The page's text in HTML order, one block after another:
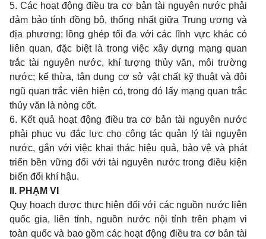
5. Các hoạt động điều tra cơ bản tài nguyên nước phải
đảm bảo tính đồng bộ, thống nhất giữa Trung ương và
địa phương; lồng ghép tối đa với các lĩnh vực khác có
liên quan, đặc biệt là trong việc xây dựng mạng quan
trắc tài nguyên nước, khí tượng thủy văn, môi trường
nước; kế thừa, tận dụng cơ sở vật chất kỹ thuật và đội
ngũ quan trắc viên hiện có, trong đó l ấy mạng quan trắc
thủy văn là nòng cốt.
6. Kết quả hoạt động điều tra cơ bản tài nguyên nước
phải phục vụ đắc lực cho công tác quản lý tài nguyên
nước, gắn với việc khai thác hiệu quả, bảo vệ và phát
triển bền vững đối với tài nguyên nước trong điều kiện
biến đổi khí hậu.
II. PHẠM VI
Quy hoạch được thực hiện đối với các nguồn nước liên
quốc gia, liên tỉnh, nguồn nước nội tỉnh trên phạm vi
toàn quốc và bao gồm các hoạt động điều tra cơ bản tài